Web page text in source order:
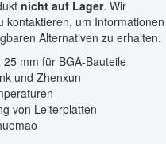
nicht auf Lager. Wir
kontaktieren, um Informationen
Alternativen zu erhalten.
mm für BGA-Bauteile
und Zhenxun
von Leiterplatten